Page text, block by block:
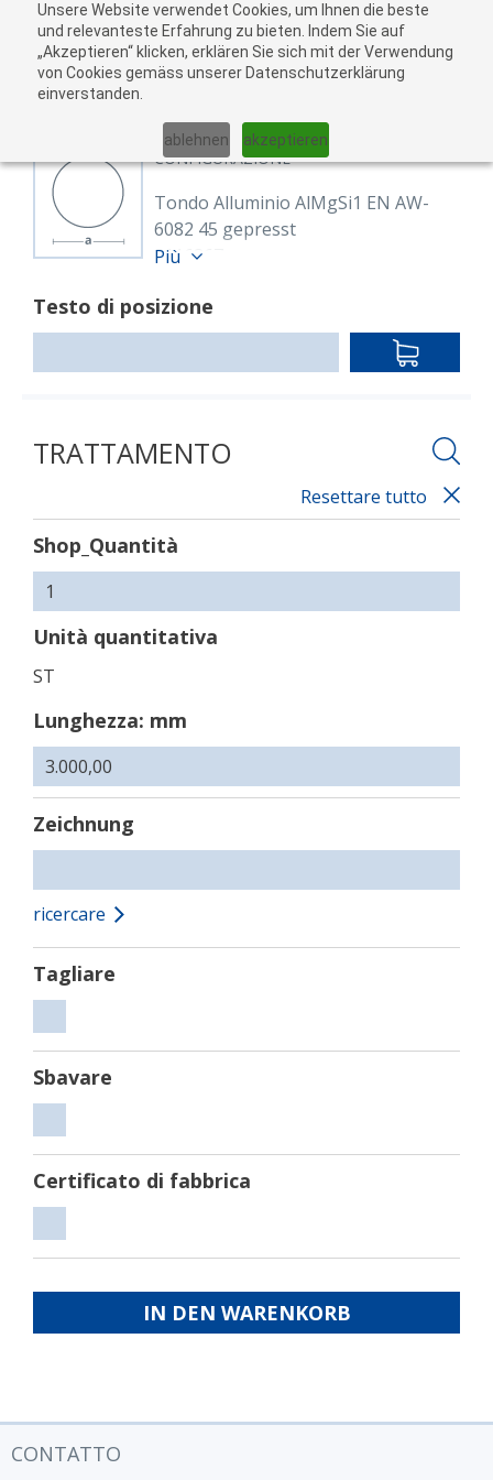
Unsere Website verwendet Cookies, um Ihnen die beste
und relevanteste Erfahrung zu bieten. Indem Sie auf
„Akzeptieren“ klicken, erklären Sie sich mit der Verwendung
von Cookies gemäss unserer Datenschutzerklärung
einverstanden.
ablehnen akzeptieren
01 02
CONFIGURAZIONE
Tondo Alluminio AlMgSi1 EN AW-
6082 45 gepresst
8116367
EN 573-3,EN 755-1/-2/-3
warm ausgehärtet,gepresst,T6
Più
Testo di posizione
IN
TRATTAMENTO
Resettare tutto
Shop_Quantità
Unità quantitativa
ST
Lunghezza: mm
Zeichnung
ricercare
Tagliare
Sbavare
Certificato di fabbrica
di
fabbrica
IN DEN WARENKORB
CONTATTO